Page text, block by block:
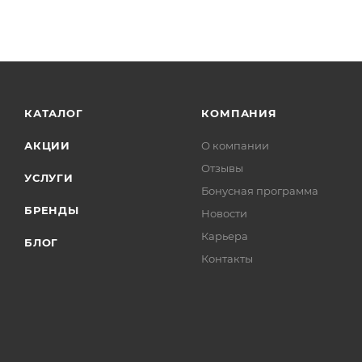
КАТАЛОГ
АКЦИИ
УСЛУГИ
БРЕНДЫ
БЛОГ
КОМПАНИЯ
О компании
Отзывы
Бонусная программа
Новости
Карьера
Контакты